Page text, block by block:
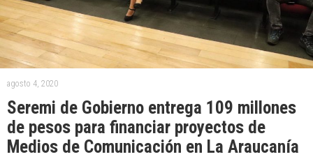
agosto 4, 2020
Seremi de Gobierno entrega 109 millones
de pesos para financiar proyectos de
Medios de Comunicación en La Araucanía